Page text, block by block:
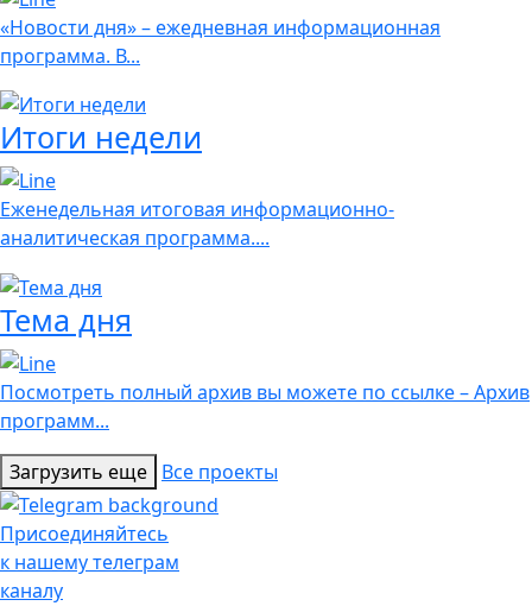
«Новости дня» – ежедневная информационная
программа. В...
Итоги недели
Еженедельная итоговая информационно-
аналитическая программа....
Тема дня
Посмотреть полный архив вы можете по ссылке – Архив
программ...
Загрузить еще Все проекты
Присоединяйтесь
к нашему телеграм
каналу